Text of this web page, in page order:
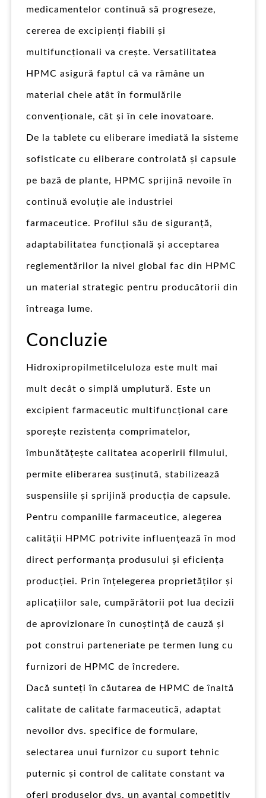
medicamentelor continuă să progreseze,
cererea de excipienți fiabili și
multifuncționali va crește. Versatilitatea
HPMC asigură faptul că va rămâne un
material cheie atât în formulările
convenționale, cât și în cele inovatoare.
De la tablete cu eliberare imediată la sisteme
sofisticate cu eliberare controlată și capsule
pe bază de plante, HPMC sprijină nevoile în
continuă evoluție ale industriei
farmaceutice. Profilul său de siguranță,
adaptabilitatea funcțională și acceptarea
reglementărilor la nivel global fac din HPMC
un material strategic pentru producătorii din
întreaga lume.
Concluzie
Hidroxipropilmetilceluloza este mult mai
mult decât o simplă umplutură. Este un
excipient farmaceutic multifuncțional care
sporește rezistența comprimatelor,
îmbunătățește calitatea acoperirii filmului,
permite eliberarea susținută, stabilizează
suspensiile și sprijină producția de capsule.
Pentru companiile farmaceutice, alegerea
calității HPMC potrivite influențează în mod
direct performanța produsului și eficiența
producției. Prin înțelegerea proprietăților și
aplicațiilor sale, cumpărătorii pot lua decizii
de aprovizionare în cunoștință de cauză și
pot construi parteneriate pe termen lung cu
furnizori de HPMC de încredere.
Dacă sunteți în căutarea de HPMC de înaltă
calitate de calitate farmaceutică, adaptat
nevoilor dvs. specifice de formulare,
selectarea unui furnizor cu suport tehnic
puternic și control de calitate constant va
oferi produselor dvs. un avantaj competitiv